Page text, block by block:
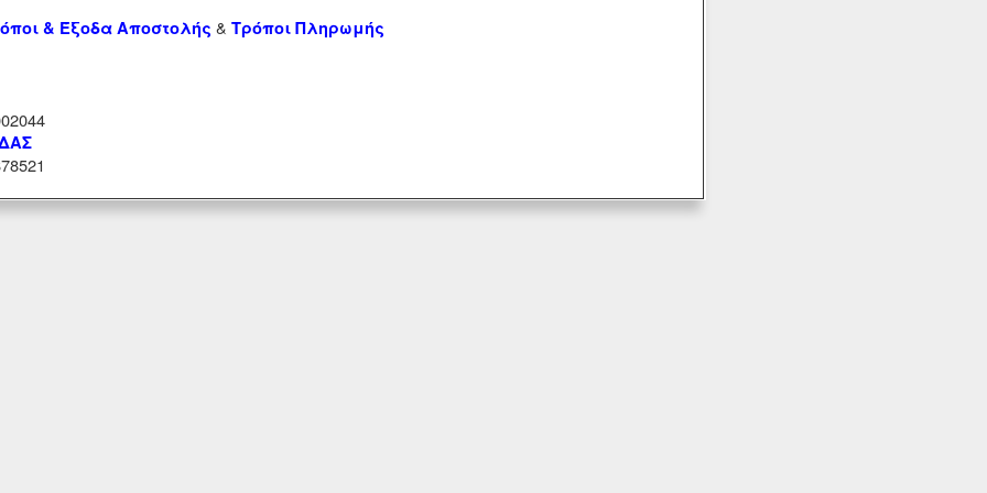
& Έξοδα Αποστολής &Τρόποι Πληρωμής